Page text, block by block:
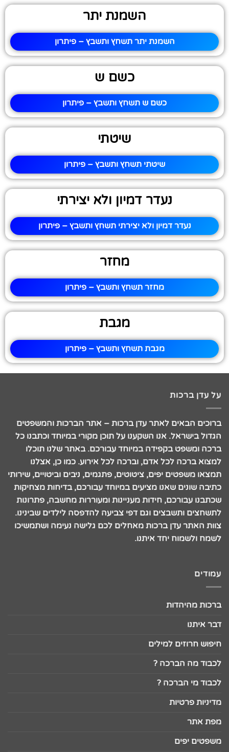
השמנת יתר
השמנת יתר תשחץ ותשבץ – פיתרון
כשם ש
כשם ש תשחץ ותשבץ – פיתרון
שיטתי
שיטתי תשחץ ותשבץ – פיתרון
נעדר דמיון ולא יצירתי
נעדר דמיון ולא יצירתי תשחץ ותשבץ – פיתרון
מחזר
מחזר תשחץ ותשבץ – פיתרון
מגבת
מגבת תשחץ ותשבץ – פיתרון
על עדן ברכות
ברוכים הבאים לאתר עדן ברכות – אתר הברכות והמשפטים
הגדול בישראל. אנו השקענו על תוכן מקורי במיוחד וכתבנו כל
ברכה ומשפט בקפידה במיוחד עבורכם. באתר שלנו תוכלו
למצוא ברכה לכל אדם, וברכה לכל אירוע. כמו כן, אצלנו
תמצאו משפטים יפים, ציטוטים, פתגמים, ניבים וביטויים, שירותי
כתיבה שונים שאנו מציעים במיוחד עבורכם, בדיחות מצחיקות
שכתבנו עבורכם, חידות מעניינות ומעוררות מחשבה, פתרונות
לתשחצים ותשבצים וגם דפי צביעה להדפסה לילדים שבינינו.
צוות האתר עדן ברכות מאחלים לכם גלישה נעימה ושתמשיכו
לשמח ולשמוח יחד איתנו.
עמודים
ברכות מהיהדות
דבר איתנו
חיפוש חרוזים למילים
לכבוד מה הברכה ?
לכבוד מי הברכה ?
מדיניות פרטיות
מפת אתר
משפטים יפים